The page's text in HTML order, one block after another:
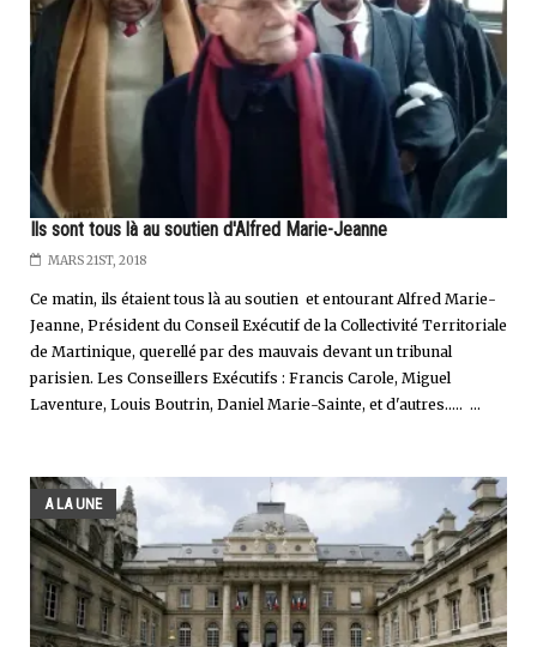
Ils sont tous là au soutien d'Alfred Marie-Jeanne
MARS 21ST, 2018
Ce matin, ils étaient tous là au soutien et entourant Alfred Marie-
Jeanne, Président du Conseil Exécutif de la Collectivité Territoriale
de Martinique, querellé par des mauvais devant un tribunal
parisien. Les Conseillers Exécutifs : Francis Carole, Miguel
Laventure, Louis Boutrin, Daniel Marie-Sainte, et d'autres..... ...
A LA UNE